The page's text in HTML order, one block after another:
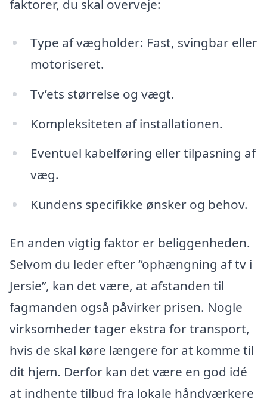
faktorer, du skal overveje:
Type af vægholder: Fast, svingbar eller
motoriseret.
Tv’ets størrelse og vægt.
Kompleksiteten af installationen.
Eventuel kabelføring eller tilpasning af
væg.
Kundens specifikke ønsker og behov.
En anden vigtig faktor er beliggenheden.
Selvom du leder efter “ophængning af tv i
Jersie”, kan det være, at afstanden til
fagmanden også påvirker prisen. Nogle
virksomheder tager ekstra for transport,
hvis de skal køre længere for at komme til
dit hjem. Derfor kan det være en god idé
at indhente tilbud fra lokale håndværkere